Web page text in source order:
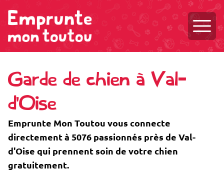
Garde de chien à Val-
d'Oise
Emprunte Mon Toutou vous connecte
directement à 5076 passionnés près de Val-
d'Oise qui prennent soin de votre chien
gratuitement.